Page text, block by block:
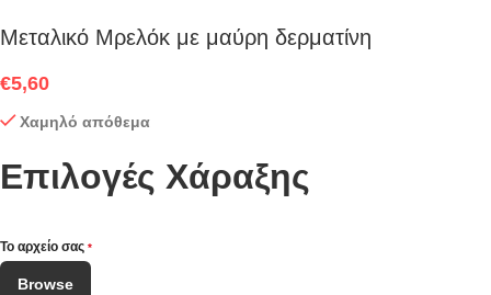
Μεταλικό Μρελόκ με μαύρη δερματίνη
€5,60
Χαμηλό απόθεμα
Επιλογές Χάραξης
Το αρχείο σας *